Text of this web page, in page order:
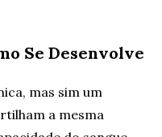
Se Desenvolve
mas sim um
a mesma